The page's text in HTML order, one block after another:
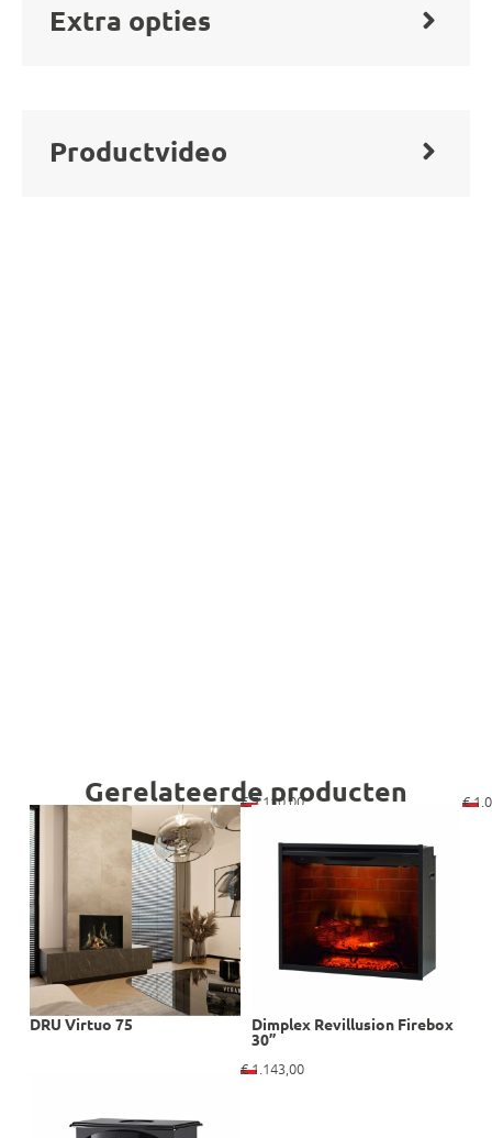
Extra opties
Productvideo
Gerelateerde producten
DRU Virtuo 75
€5.110,00
Dimplex Revillusion Firebox
30”
€
€1.143,00